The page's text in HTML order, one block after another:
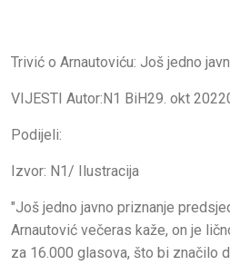
Trivić o Arnautoviću: Još jedno
VIJESTI Autor:N1 BiH29. okt
Podijeli:
Izvor: N1/ Ilustracija
"Još jedno javno priznanje
Arnautović večeras kaže, on je
za 16.000 glasova, što bi značilo